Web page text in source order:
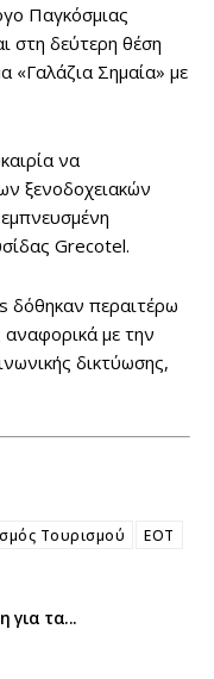
Παγκόσμιας
στη δεύτερη θέση
«Γαλάζια Σημαία» με
να
ξενοδοχειακών
Grecotel.
δόθηκαν περαιτέρω
με την
δικτύωσης,
Τουρισμού
ΕΟΤ
για τα...